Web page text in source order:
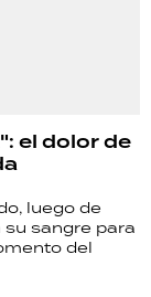
el dolor de
luego de
sangre para
del